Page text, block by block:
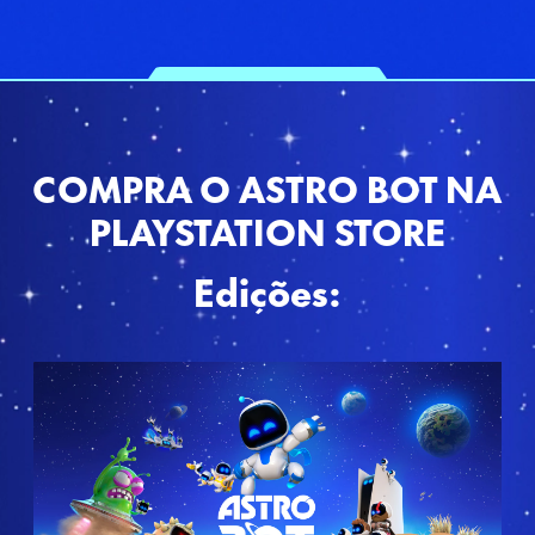
COMPRA O ASTRO BOT NA
PLAYSTATION STORE
Edições:
ç